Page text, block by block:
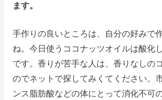
ます。
手作りの良いところは、自分の好みで
ね。今日使うココナッツオイルは酸化
です。香りが苦手な人は、香りなしの
のでネットで探してみくてください。
ンス脂肪酸などの体にとって消化不可